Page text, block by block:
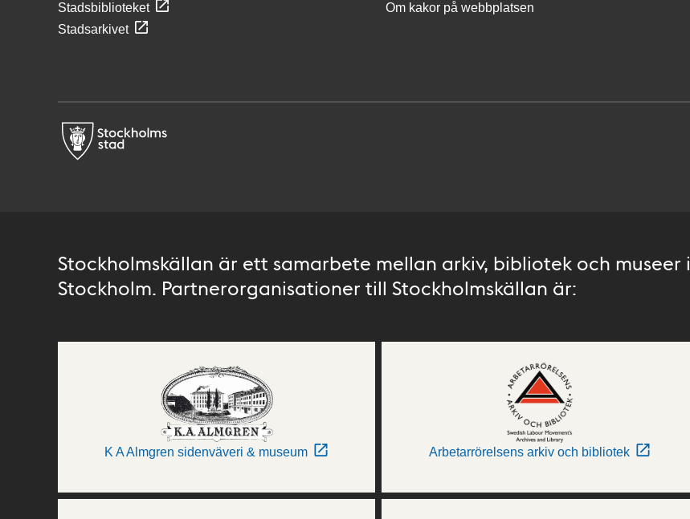
Stadsbiblioteket
Stadsarkivet
Om kakor på webbplatsen
Stockholmskällan är ett samarbete mellan arkiv, bibliotek och museer i
Stockholm. Partnerorganisationer till Stockholmskällan är:
K A Almgren sidenväveri & museum Arbetarrörelsens arkiv och bibliotek